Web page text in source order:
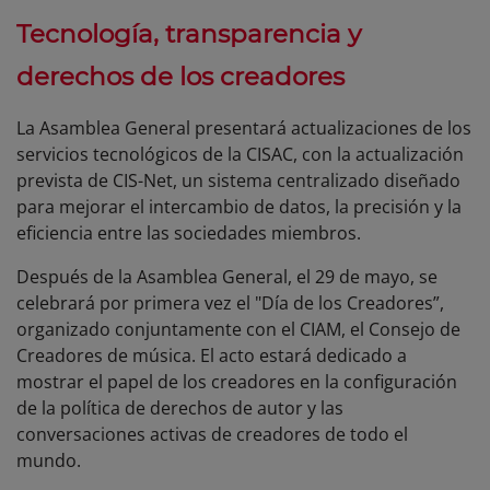
Tecnología, transparencia y
derechos de los creadores
La Asamblea General presentará actualizaciones de los
servicios tecnológicos de la CISAC, con la actualización
prevista de CIS-Net, un sistema centralizado diseñado
para mejorar el intercambio de datos, la precisión y la
eficiencia entre las sociedades miembros.
Después de la Asamblea General, el 29 de mayo, se
celebrará por primera vez el "Día de los Creadores”,
organizado conjuntamente con el CIAM, el Consejo de
Creadores de música. El acto estará dedicado a
mostrar el papel de los creadores en la configuración
de la política de derechos de autor y las
conversaciones activas de creadores de todo el
mundo.